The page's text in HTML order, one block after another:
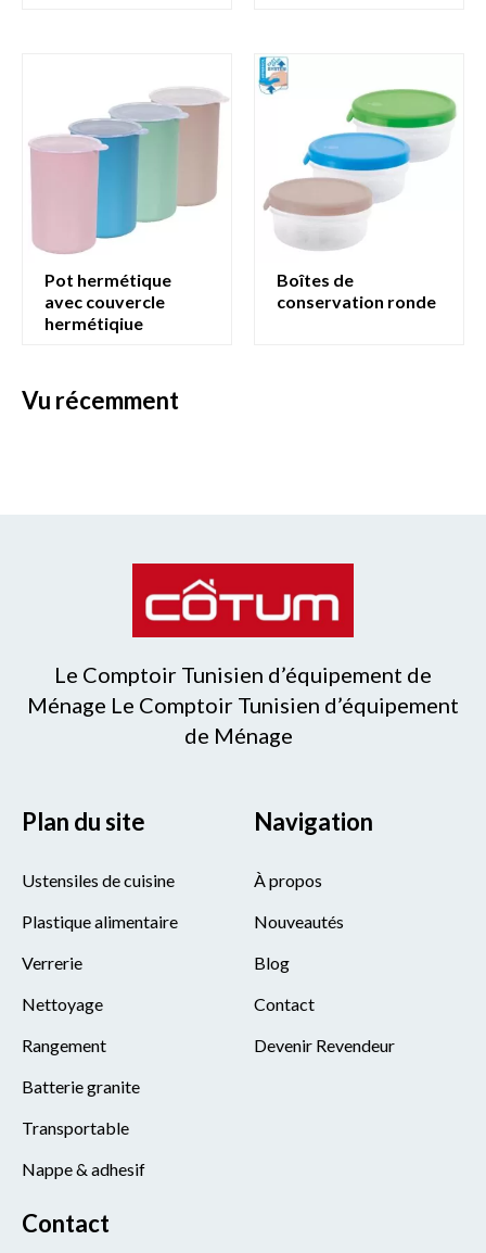
pot hermétique
avec couvercle
hermétiqiue
boîtes de
conservation ronde
vu récemment
Le Comptoir Tunisien d’équipement de
Ménage Le Comptoir Tunisien d’équipement
de Ménage
Plan du site
Ustensiles de cuisine
Plastique alimentaire
Verrerie
Nettoyage
Rangement
Batterie granite
Transportable
Nappe & adhesif
Navigation
À propos
Nouveautés
Blog
Contact
Devenir Revendeur
Contact